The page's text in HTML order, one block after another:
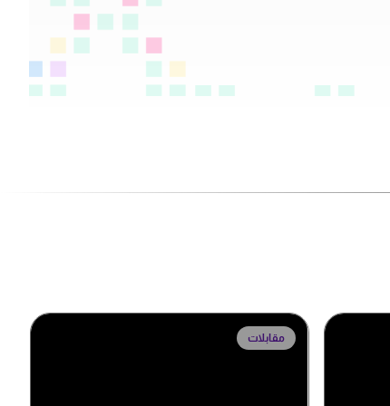
مقابلات